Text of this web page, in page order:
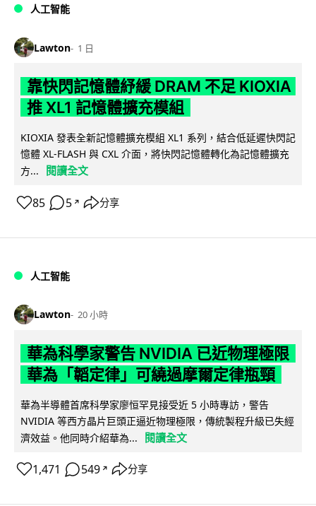
人工智能
Lawton 1 日
靠快閃記憶體紓緩 DRAM 不足 KIOXIA
推 XL1 記憶體擴充模組
KIOXIA 發表全新記憶體擴充模組 XL1 系列，結合低延遲快閃記
憶體 XL-FLASH 與 CXL 介面，將快閃記憶體轉化為記憶體擴充
方...
閱讀全文
85 5 ↗ 分享
人工智能
Lawton 20 小時
華為科學家警告 NVIDIA 已近物理極限
華為「韜定律」可繞過摩爾定律瓶頸
華為半導體首席科學家廖恒罕見接受近 5 小時專訪，警告
NVIDIA 等西方晶片巨頭正逼近物理極限，傳統製程升級已失經
濟效益。他同時介紹華為...
閱讀全文
1,471 549 ↗ 分享